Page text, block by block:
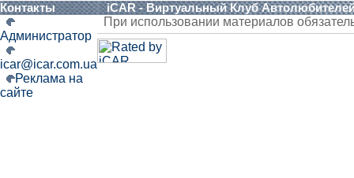
Контакты iCAR - Виртуальный Клуб
Администратор
icar@icar.com.ua
Реклама на
сайте
При использовании материалов